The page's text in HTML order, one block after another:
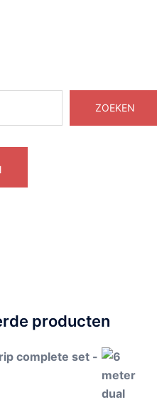
ZOEKEN
producten
complete set -